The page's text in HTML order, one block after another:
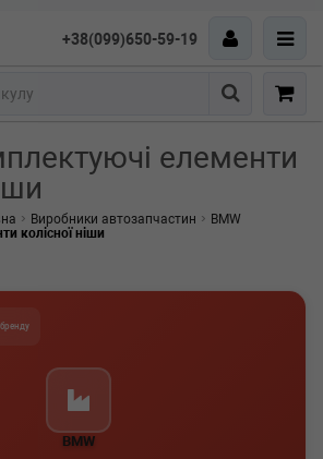
+38(099)650-59-19
Пошук
елементи
Виробники автозапчастин
BMW
колісної ніши
бренду
BMW